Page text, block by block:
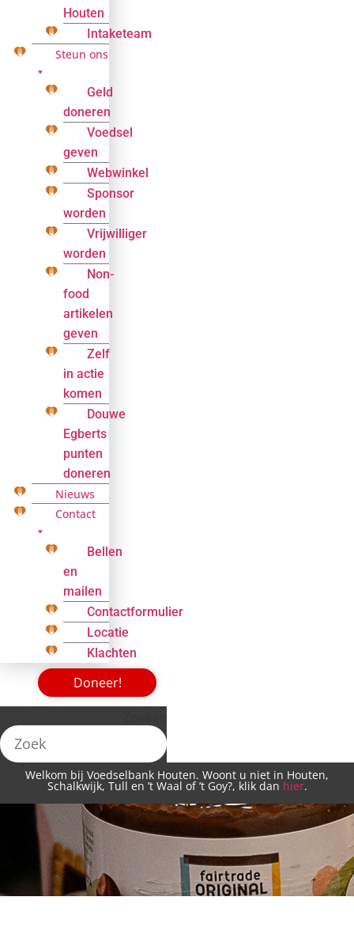
Houten
Intaketeam
Steun ons
Geld
doneren
Voedsel
geven
Webwinkel
Sponsor
worden
Vrijwilliger
worden
Non-
food
artikelen
geven
Zelf
in actie
komen
Douwe
Egberts
punten
doneren
Nieuws
Contact
Bellen
en
mailen
Contactformulier
Locatie
Klachten
Doneer!
Welkom bij Voedselbank Houten. Woont u niet in Houten,
Schalkwijk, Tull en ’t Waal of ’t Goy?, klik dan hier.